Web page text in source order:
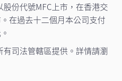
份代號MFC上市，在香港交
在過去十二個月本公司支付
司法管轄區提供。詳情請瀏